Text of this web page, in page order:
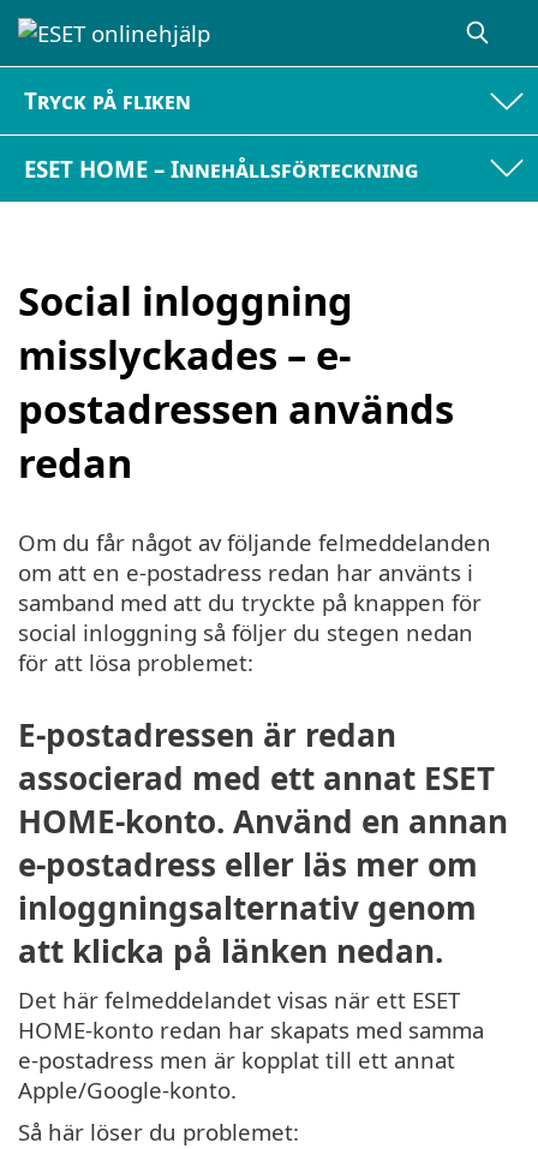
Tryck på fliken
ESET HOME – Innehållsförteckning
Social inloggning
misslyckades – e-
postadressen används
redan
Om du får något av följande felmeddelanden
om att en e-postadress redan har använts i
samband med att du tryckte på knappen för
social inloggning så följer du stegen nedan
för att lösa problemet:
E-postadressen är redan
associerad med ett annat ESET
HOME-konto. Använd en annan
e-postadress eller läs mer om
inloggningsalternativ genom
att klicka på länken nedan.
Det här felmeddelandet visas när ett ESET
HOME-konto redan har skapats med samma
e-postadress men är kopplat till ett annat
Apple/Google-konto.
Så här löser du problemet: